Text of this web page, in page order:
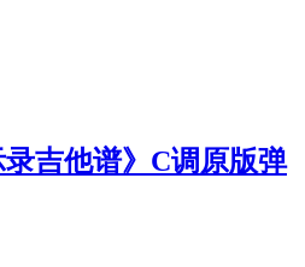
吉他谱》C调原版弹